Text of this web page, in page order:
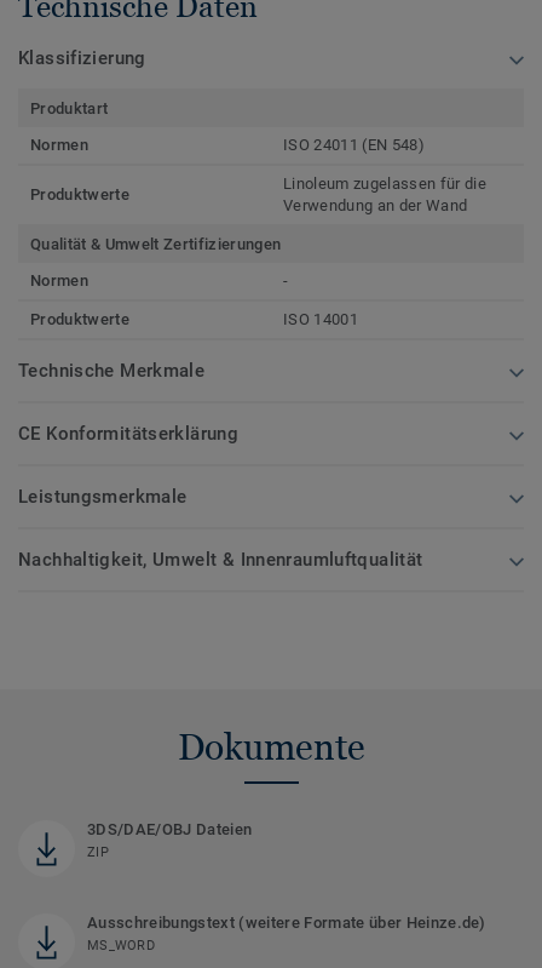
Klassifizierung
Produktart
Normen
ISO 24011 (EN 548)
Produktwerte
Linoleum zugelassen für die
Verwendung an der Wand
Qualität & Umwelt Zertifizierungen
Normen
-
Produktwerte ISO 14001
Technische Merkmale
CE Konformitätserklärung
Leistungsmerkmale
Nachhaltigkeit, Umwelt & Innenraumluftqualität
Dokumente
3DS/DAE/OBJ Dateien
ZIP
Ausschreibungstext (weitere Formate über Heinze.de)
MS_WORD